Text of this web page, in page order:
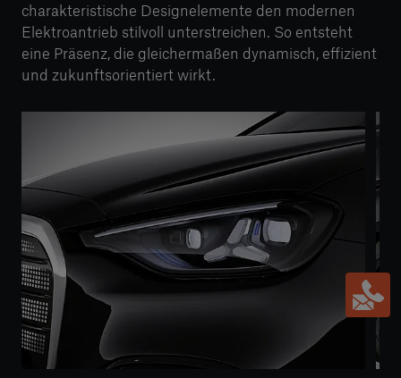
charakteristische Designelemente den modernen
Elektroantrieb stilvoll unterstreichen. So entsteht
eine Präsenz, die gleichermaßen dynamisch, effizient
und zukunftsorientiert wirkt.